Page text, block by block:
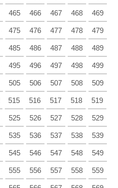
465 466 467 468 469
475 476 477 478 479
485 486 487 488 489
495 496 497 498 499
505 506 507 508 509
515 516 517 518 519
525 526 527 528 529
535 536 537 538 539
545 546 547 548 549
555 556 557 558 559